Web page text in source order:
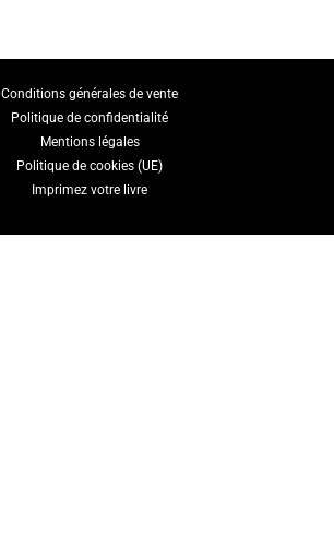
Conditions générales de vente
Politique de confidentialité
Mentions légales
Politique de cookies (UE)
Imprimez votre livre